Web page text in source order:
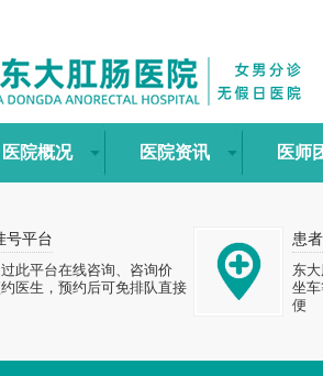
医院概况 医院资讯 医师
号平台
此平台在线咨询、咨询价
医生，预约后可免排队直接
患
东
坐
便